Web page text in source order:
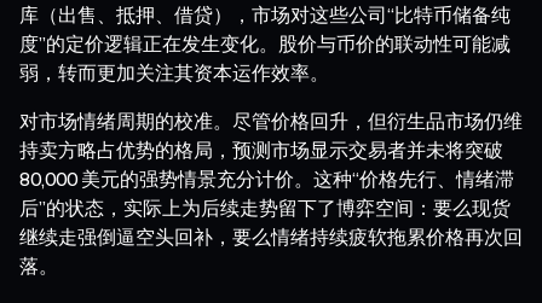
库（出售、抵押、借贷），市场对这些公司“比特币储备纯
度”的定价逻辑正在发生变化。股价与币价的联动性可能减
弱，转而更加关注其资本运作效率。
对市场情绪周期的校准。尽管价格回升，但衍生品市场仍维
持卖方略占优势的格局，预测市场显示交易者并未将突破
80,000 美元的强势情景充分计价。这种“价格先行、情绪滞
后”的状态，实际上为后续走势留下了博弈空间：要么现货
继续走强倒逼空头回补，要么情绪持续疲软拖累价格再次回
落。